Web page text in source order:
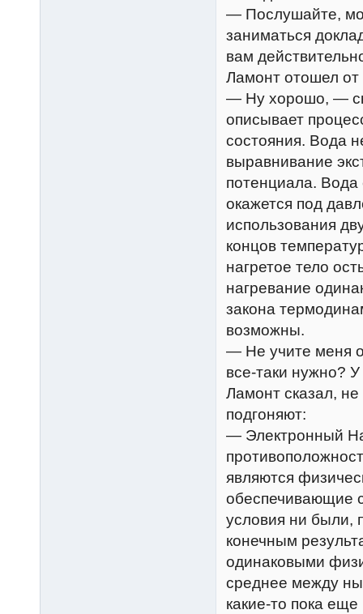
— Послушайте,
заниматься
вам
Ламонт отошел
— Ну хорошо, —
описывает
состояния. Вода
выравнивание
потенциала. Вода
окажется под
использования
концов
нагретое тело
нагревание
закона
возможны.
— Не учите меня
все-таки нужно?
Ламонт сказал,
подгоняют:
— Электронный
являются
обеспечивающие
условия ни были,
конечным
одинаковыми
среднее между
какие-то пока